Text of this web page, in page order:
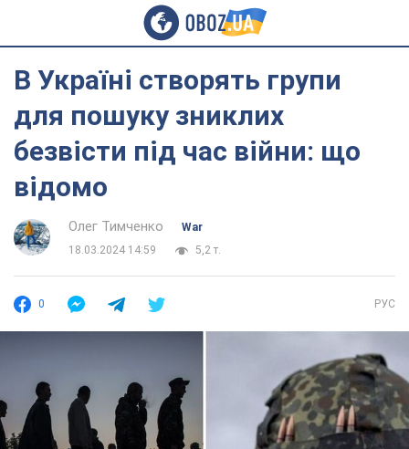
В Україні створять групи
для пошуку зниклих
безвісти під час війни: що
відомо
Олег Тимченко
War
18.03.2024 14:59
5,2 т.
0 РУС